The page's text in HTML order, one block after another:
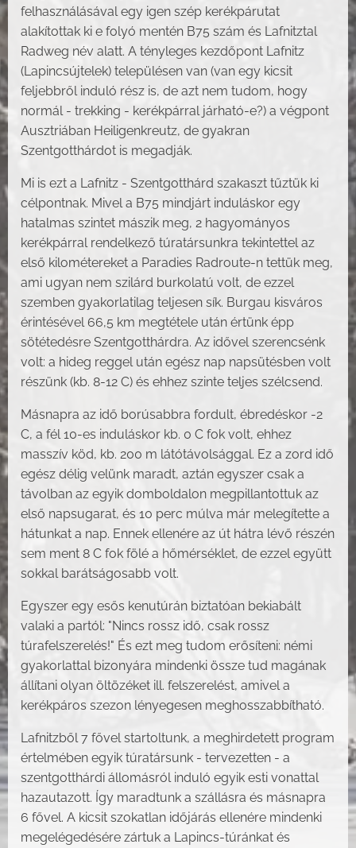
felhasználásával egy igen szép kerékpárutat
alakítottak ki e folyó mentén B75 szám és Lafnitztal
Radweg név alatt. A tényleges kezdőpont Lafnitz
(Lapincsújtelek) településen van (van egy kicsit
feljebbről induló rész is, de azt nem tudom, hogy
normál - trekking - kerékpárral járható-e?) a végpont
Ausztriában Heiligenkreutz, de gyakran
Szentgotthárdot is megadják.
Mi is ezt a Lafnitz - Szentgotthárd szakaszt tűztük ki
célpontnak. Mivel a B75 mindjárt induláskor egy
hatalmas szintet mászik meg, 2 hagyományos
kerékpárral rendelkező túratársunkra tekintettel az
első kilométereket a Paradies Radroute-n tettük meg,
ami ugyan nem szilárd burkolatú volt, de ezzel
szemben gyakorlatilag teljesen sík. Burgau kisváros
érintésével 66,5 km megtétele után értünk épp
sötétedésre Szentgotthárdra. Az idővel szerencsénk
volt: a hideg reggel után egész nap napsütésben volt
részünk (kb. 8-12 C) és ehhez szinte teljes szélcsend.
Másnapra az idő borúsabbra fordult, ébredéskor -2
C, a fél 10-es induláskor kb. 0 C fok volt, ehhez
masszív köd, kb. 200 m látótávolsággal. Ez a zord idő
egész délig velünk maradt, aztán egyszer csak a
távolban az egyik domboldalon megpillantottuk az
első napsugarat, és 10 perc múlva már melegítette a
hátunkat a nap. Ennek ellenére az út hátra lévő részén
sem ment 8 C fok fölé a hőmérséklet, de ezzel együtt
sokkal barátságosabb volt.
Egyszer egy esős kenutúrán biztatóan bekiabált
valaki a partól: "Nincs rossz idő, csak rossz
túrafelszerelés!" És ezt meg tudom erősíteni: némi
gyakorlattal bizonyára mindenki össze tud magának
állítani olyan öltözéket ill. felszerelést, amivel a
kerékpáros szezon lényegesen meghosszabbítható.
Lafnitzből 7 fővel startoltunk, a meghirdetett program
értelmében egyik túratársunk - tervezetten - a
szentgotthárdi állomásról induló egyik esti vonattal
hazautazott. Így maradtunk a szállásra és másnapra
6 fővel. A kicsit szokatlan időjárás ellenére mindenki
megelégedésére zártuk a Lapincs-túránkat és